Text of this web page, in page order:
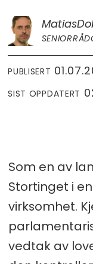
Matias
PUBLISERT
SIST OPPDATERT
Som en av
Stortinget i
virksomhet.
vedtak av